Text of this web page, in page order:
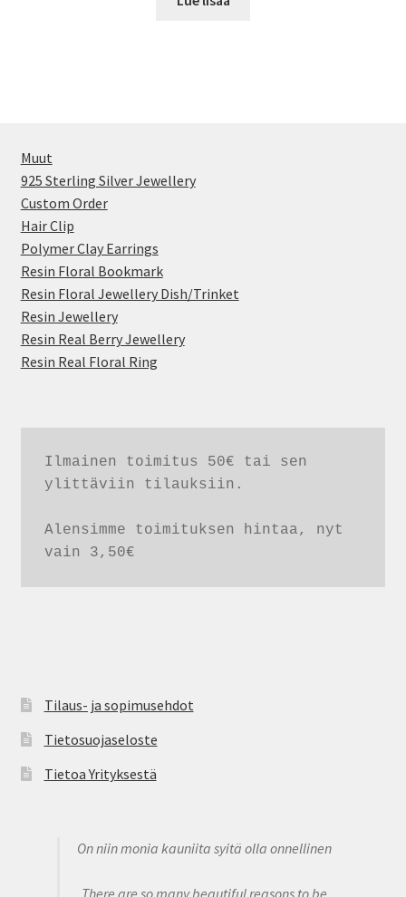
Muut
925 Sterling Silver Jewellery
Custom Order
Hair Clip
Polymer Clay Earrings
Resin Floral Bookmark
Resin Floral Jewellery Dish/Trinket
Resin Jewellery
Resin Real Berry Jewellery
Resin Real Floral Ring
Ilmainen toimitus 50€ tai sen
ylittäviin tilauksiin.
Alensimme toimituksen hintaa, nyt
vain 3,50€
Tilaus- ja sopimusehdot
Tietosuojaseloste
Tietoa Yrityksestä
On niin monia kauniita syitä olla onnellinen